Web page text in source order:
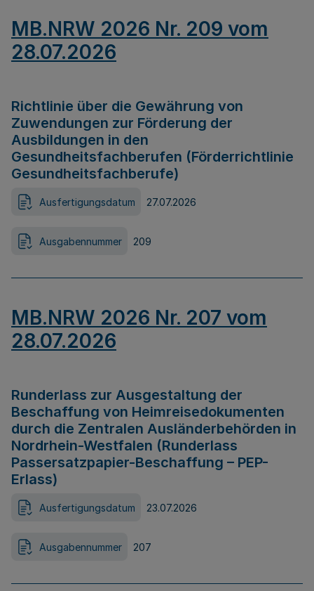
MB.NRW 2026 Nr. 209 vom
28.07.2026
Richtlinie über die Gewährung von
Zuwendungen zur Förderung der
Ausbildungen in den
Gesundheitsfachberufen (Förderrichtlinie
Gesundheitsfachberufe)
Ausfertigungsdatum 27.07.2026
Ausgabennummer 209
MB.NRW 2026 Nr. 207 vom
28.07.2026
Runderlass zur Ausgestaltung der
Beschaffung von Heimreisedokumenten
durch die Zentralen Ausländerbehörden in
Nordrhein-Westfalen (Runderlass
Passersatzpapier-Beschaffung – PEP-
Erlass)
Ausfertigungsdatum 23.07.2026
Ausgabennummer 207